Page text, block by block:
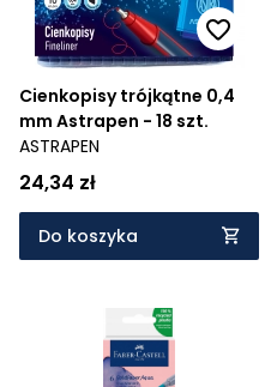
Cienkopisy trójkątne 0,4
mm Astrapen - 18 szt.
ASTRAPEN
24,34 zł
Do koszyka